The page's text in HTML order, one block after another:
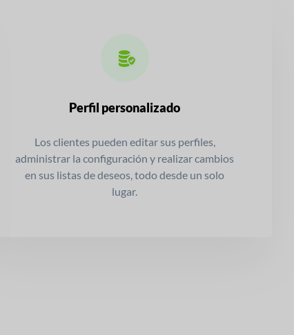
Perfil personalizado
Los clientes pueden editar sus perfiles,
administrar la configuración y realizar cambios
en sus listas de deseos, todo desde un solo
lugar.